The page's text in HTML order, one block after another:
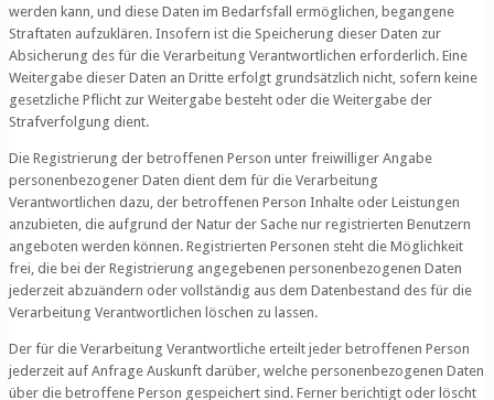
werden kann, und diese Daten im Bedarfsfall ermöglichen, begangene
Straftaten aufzuklären. Insofern ist die Speicherung dieser Daten zur
Absicherung des für die Verarbeitung Verantwortlichen erforderlich. Eine
Weitergabe dieser Daten an Dritte erfolgt grundsätzlich nicht, sofern keine
gesetzliche Pflicht zur Weitergabe besteht oder die Weitergabe der
Strafverfolgung dient.
Die Registrierung der betroffenen Person unter freiwilliger Angabe
personenbezogener Daten dient dem für die Verarbeitung
Verantwortlichen dazu, der betroffenen Person Inhalte oder Leistungen
anzubieten, die aufgrund der Natur der Sache nur registrierten Benutzern
angeboten werden können. Registrierten Personen steht die Möglichkeit
frei, die bei der Registrierung angegebenen personenbezogenen Daten
jederzeit abzuändern oder vollständig aus dem Datenbestand des für die
Verarbeitung Verantwortlichen löschen zu lassen.
Der für die Verarbeitung Verantwortliche erteilt jeder betroffenen Person
jederzeit auf Anfrage Auskunft darüber, welche personenbezogenen Daten
über die betroffene Person gespeichert sind. Ferner berichtigt oder löscht